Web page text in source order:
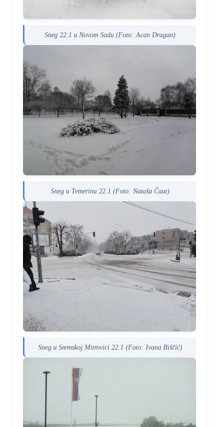
Sneg 22.1 u Novom Sadu (Foto: Acan Dragan)
Sneg u Temerinu 22.1 (Foto: Nataša Čaut)
Sneg u Sremskoj Mitrovici 22.1 (Foto: Ivana Biščić)